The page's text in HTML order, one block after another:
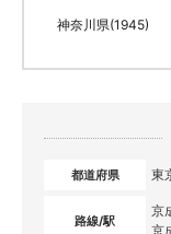
神奈川県(1945)
都道府県 東
路線/駅
京
京